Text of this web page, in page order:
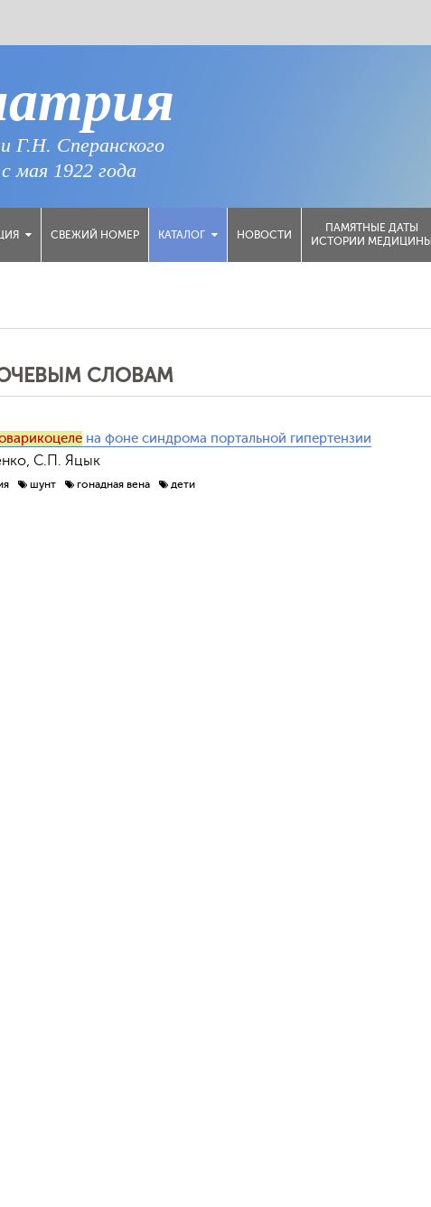
Г.Н. Сперанского
мая 1922 года
СВЕЖИЙ НОМЕР КАТАЛОГ НОВОСТИ
ПАМЯТНЫЕ ДАТЫ
ИСТОРИИ МЕДИЦИНЫ
СЛОВАМ
на фоне синдрома портальной гипертензии
С.П. Яцык
шунт гонадная вена дети